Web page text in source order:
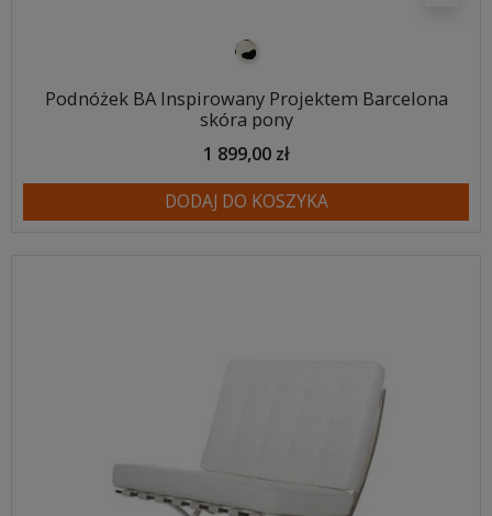
pony biało-czarne
Podnóżek BA Inspirowany Projektem Barcelona
skóra pony
1 899,00 zł
DODAJ DO KOSZYKA